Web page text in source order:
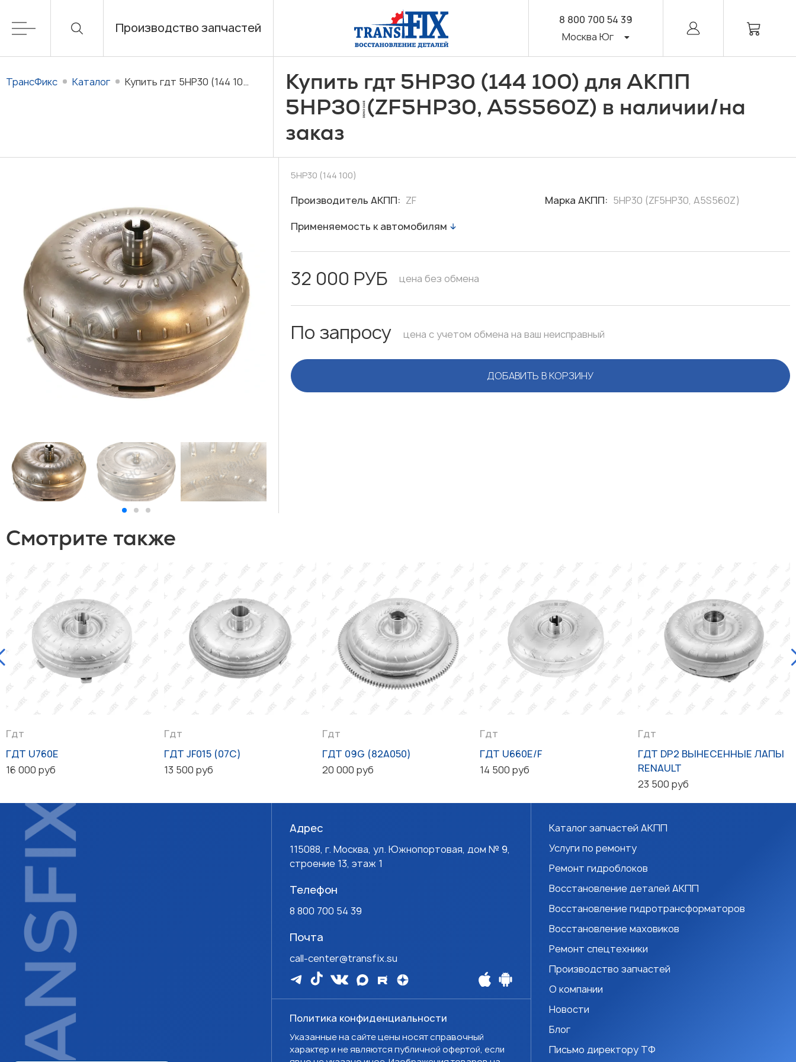
Производство запчастей
8 800 700 54 39
Москва Юг
ТрансФикс Каталог Купить гдт 5HP30 (144 100) для АКПП 5HP30 (ZF5HP30, A5S560Z) в наличии/на заказ
Купить гдт 5HP30 (144 100) для АКПП
5HP30 (ZF5HP30, A5S560Z) в наличии/на
заказ
5HP30 (144 100)
Производитель АКПП: ZF Марка АКПП: 5HP30 (ZF5HP30, A5S560Z)
Применяемость к автомобилям
32 000 РУБ цена без обмена
По запросу цена с учетом обмена на ваш неисправный
ДОБАВИТЬ В КОРЗИНУ
Смотрите также
Гдт
ГДТ U760E
16 000 руб
Гдт
ГДТ JF015 (07C)
13 500 руб
Гдт
ГДТ 09G (82A050)
20 000 руб
Гдт
ГДТ U660E/F
14 500 руб
Гдт
ГДТ DP2 ВЫНЕСЕННЫЕ ЛАПЫ
RENAULT
23 500 руб
Адрес
115088, г. Москва, ул. Южнопортовая, дом № 9,
строение 13, этаж 1
Телефон
8 800 700 54 39
Почта
call-center@transfix.su
Политика конфиденциальности
Указанные на сайте цены носят справочный
характер и не являются публичной офертой, если
Каталог запчастей АКПП
Услуги по ремонту
Ремонт гидроблоков
Восстановление деталей АКПП
Восстановление гидротрансформаторов
Восстановление маховиков
Ремонт спецтехники
Производство запчастей
О компании
Новости
Блог
Письмо директору ТФ